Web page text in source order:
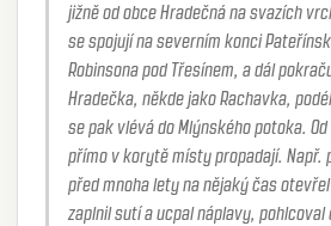
jižně od obce Hradečná na svazích vrchu Šumina (417,5 m). Tyto dva potoky
se spojují na severním konci
Robinsona pod Třesínem, a dál
Hradečka, někde jako Rachavka,
se pak vlévá do Mlýnského potoka. Od soutoku se vody potoka Hradečky
přímo v korytě místy propadají. Např. před mostem údolí U Robinsona se
před mnoha lety na nějaký čas
zaplnil sutí a ucpal náplavy,